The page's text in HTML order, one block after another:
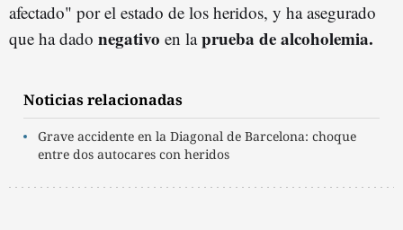
afectado" por el estado de los heridos, y ha asegurado
que ha dado negativo en laprueba de alcoholemia.
Noticias relacionadas
Grave accidente en la Diagonal de Barcelona: choque
entre dos autocares con heridos